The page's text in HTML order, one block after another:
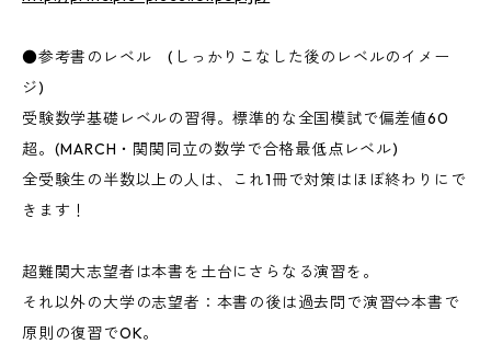
●参考書のレベル (しっかりこなした後のレベルのイメー
ジ)
受験数学基礎レベルの習得。標準的な全国模試で偏差値60
超。(MARCH・関関同立の数学で合格最低点レベル)
全受験生の半数以上の人は、これ1冊で対策はほぼ終わりにで
きます！
超難関大志望者は本書を土台にさらなる演習を。
それ以外の大学の志望者：本書の後は過去問で演習⇔本書で
原則の復習でOK。